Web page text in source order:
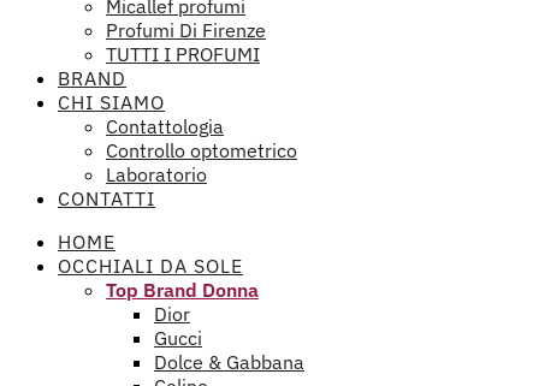
Micallef profumi
Profumi Di Firenze
TUTTI I PROFUMI
BRAND
CHI SIAMO
Contattologia
Controllo optometrico
Laboratorio
CONTATTI
HOME
OCCHIALI DA SOLE
Top Brand Donna
Dior
Gucci
Dolce & Gabbana